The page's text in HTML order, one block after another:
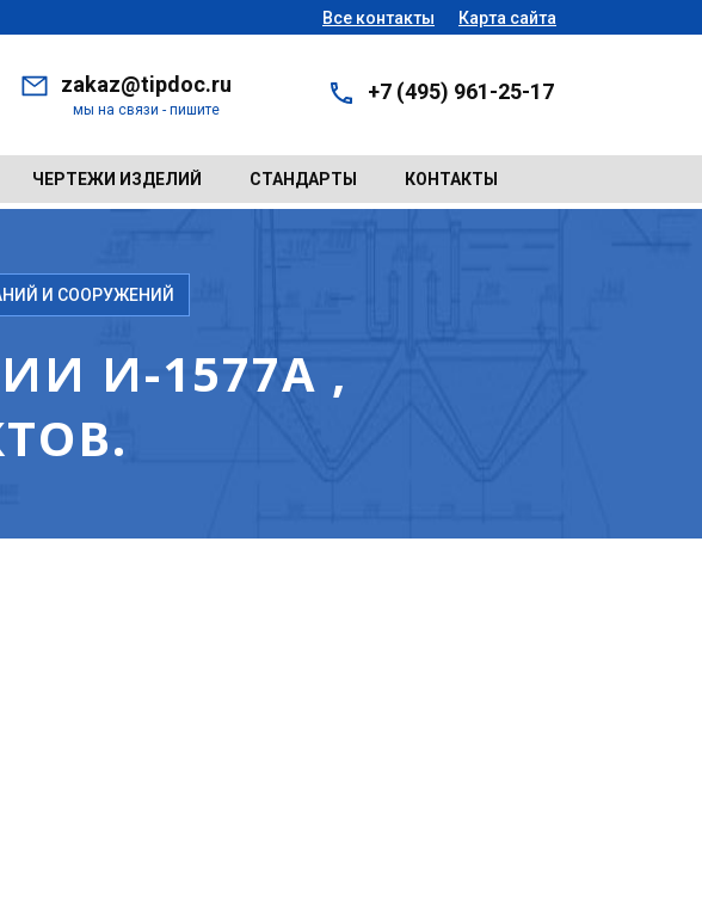
Все контакты Карта сайта
zakaz@tipdoc.ru
мы на связи - пишите
+7 (495) 961-25-17
ЧЕРТЕЖИ ИЗДЕЛИЙ СТАНДАРТЫ КОНТАКТЫ
И СООРУЖЕНИЙ
И-1577А ,